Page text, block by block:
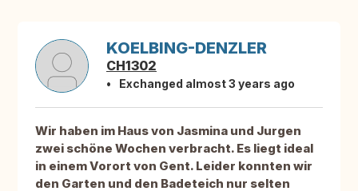
KOELBING-DENZLER
CH1302
Exchanged almost 3 years ago
Wir haben im Haus von Jasmina und Jurgen
zwei schöne Wochen verbracht. Es liegt ideal
in einem Vorort von Gent. Leider konnten wir
den Garten und den Badeteich nur selten